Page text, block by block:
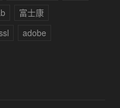
富士康
adobe